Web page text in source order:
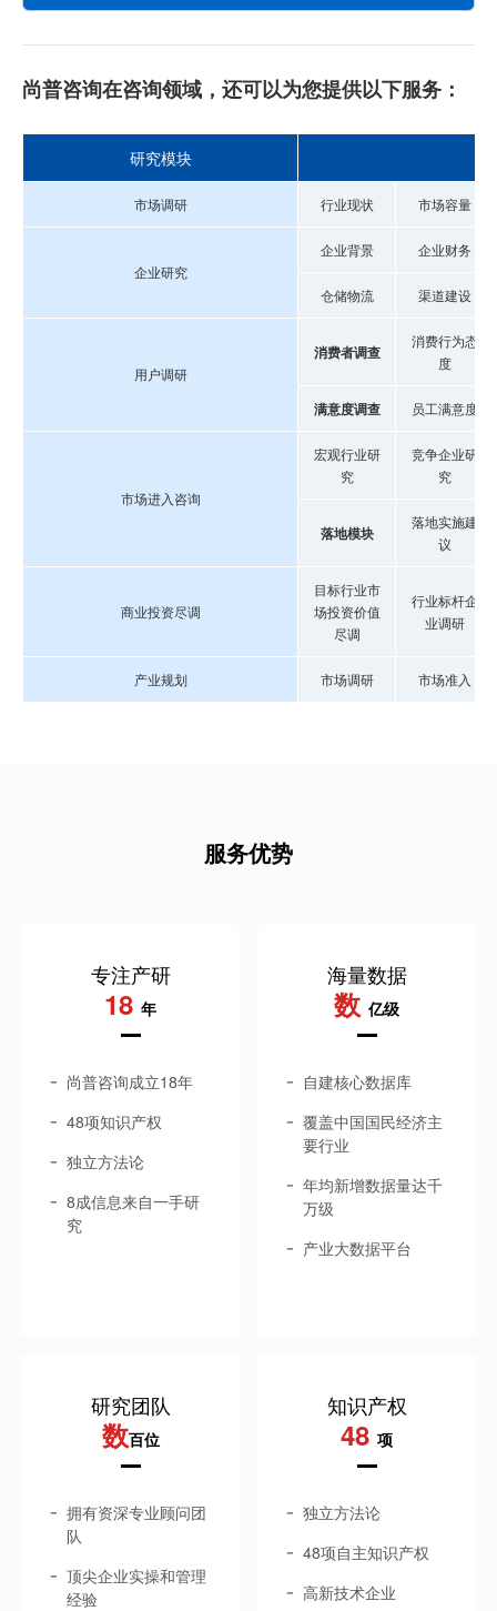
尚普咨询在咨询领域，还可以为您提供以下服务：
研究模块
市场调研 行业现状 市场容量
企业研究
企业背景 企业财务
仓储物流 渠道建设
用户调研
消费者调查
消费行为态
度
满意度调查 员工满意度
市场进入咨询
宏观行业研
究
竞争企业研
究
落地模块
落地实施建
议
商业投资尽调
目标行业市
场投资价值
尽调
行业标杆企
业调研
产业规划 市场调研 市场准入
服务优势
专注产研
18 年
尚普咨询成立18年
48项知识产权
独立方法论
8成信息来自一手研
究
海量数据
数 亿级
自建核心数据库
覆盖中国国民经济主
要行业
年均新增数据量达千
万级
产业大数据平台
研究团队
数百位
拥有资深专业顾问团
队
顶尖企业实操和管理
经验
知识产权
48 项
独立方法论
48项自主知识产权
高新技术企业